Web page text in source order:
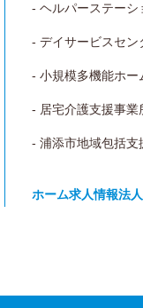
- ヘルパーステーシ
- デイサービスセン
- 小規模多機能ホー
- 居宅介護支援事業
- 浦添市地域包括支
ホーム求人情報法